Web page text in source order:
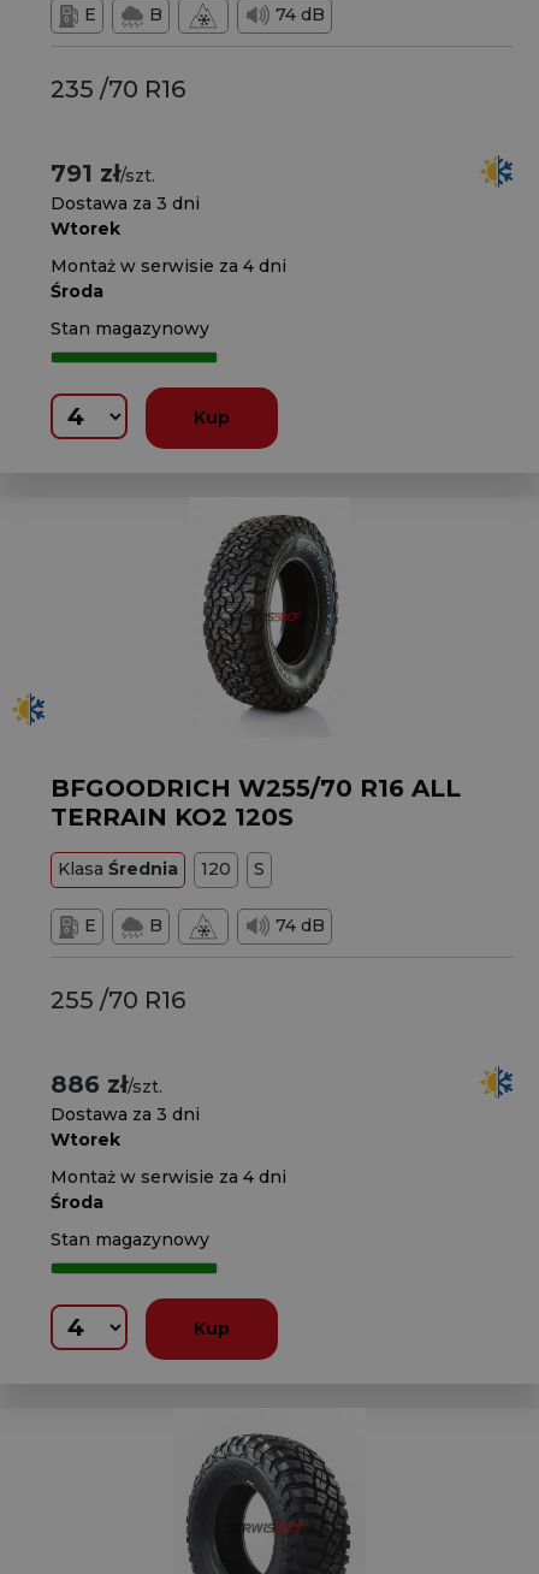
E B 74 dB
235 /70 R16
791 zł/szt.
Dostawa za 3 dni
Wtorek
Montaż w serwisie za 4 dni
Środa
Stan magazynowy
Kup
BFGOODRICH W255/70 R16 ALL
TERRAIN KO2 120S
KlasaŚrednia 120 S
E B 74 dB
255 /70 R16
886 zł/szt.
Dostawa za 3 dni
Wtorek
Montaż w serwisie za 4 dni
Środa
Stan magazynowy
Kup